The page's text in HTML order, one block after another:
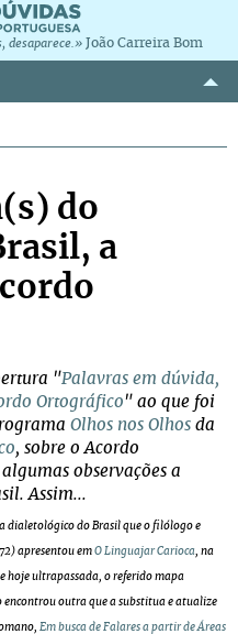
desaparece.» João Carreira Bom
do
a
"Palavras em dúvida,
Ortográfico" ao que foi
Olhos nos Olhos da
, sobre o Acordo
observações a
Assim...
dialetológico do Brasil que o filólogo e
apresentou em O Linguajar Carioca, na
hoje ultrapassada, o referido mapa
outra que a substitua e atualize
Em busca de Falares a partir de Áreas